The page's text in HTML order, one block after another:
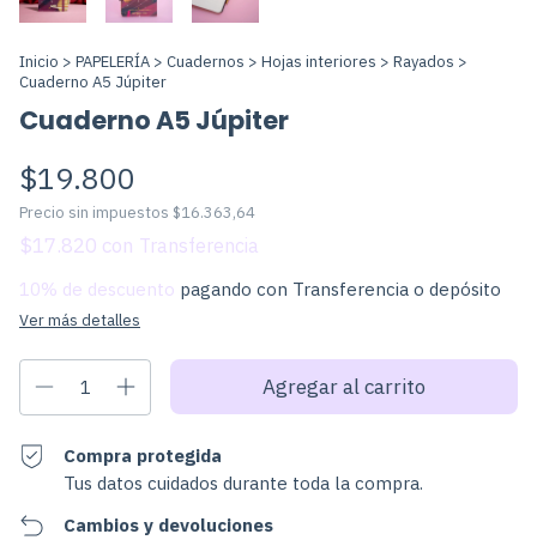
Inicio > PAPELERÍA > Cuadernos > Hojas interiores > Rayados >
Cuaderno A5 Júpiter
Cuaderno A5 Júpiter
$19.800
Precio sin impuestos $16.363,64
$17.820 con
10% de descuento pagando con Transferencia o depósito
Ver más detalles
Compra protegida
Tus datos cuidados durante toda la compra.
Cambios y devoluciones